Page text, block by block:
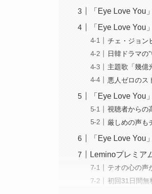
「Eye Love You
「Eye Love You
チェ・ジョン
日韓ドラマの
主題歌「幾億
悪人ゼロのス
「Eye Love You
視聴者からの
厳しめの声も
「Eye Love You
Leminoプレミア
テオの心の声
初回31日間無